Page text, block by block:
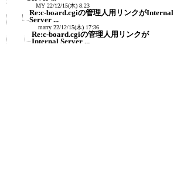
MY 22/12/15(木) 8:23
Re:c-board.cgiの管理人用リンクがInternal
Server ...
marry 22/12/15(木) 17:36
Re:c-board.cgiの管理人用リンクが
Internal Server ...